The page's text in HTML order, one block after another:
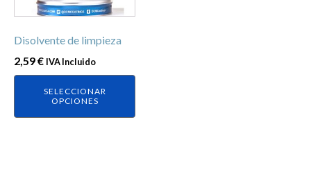
Disolvente de limpieza
2,59€ IVA Incluido
SELECCIONAR
OPCIONES
opciones
pueden
elegir
en